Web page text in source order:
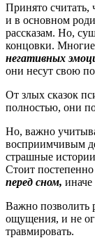
Принято считать,
и в основном
рассказам. Но,
концовки.
негативных
они несут свою
От злых сказок
полностью, они
Но, важно
восприимчивым
страшные
Стоит постепенно
перед сном,
Важно позволить
ощущения, и не
травмировать.